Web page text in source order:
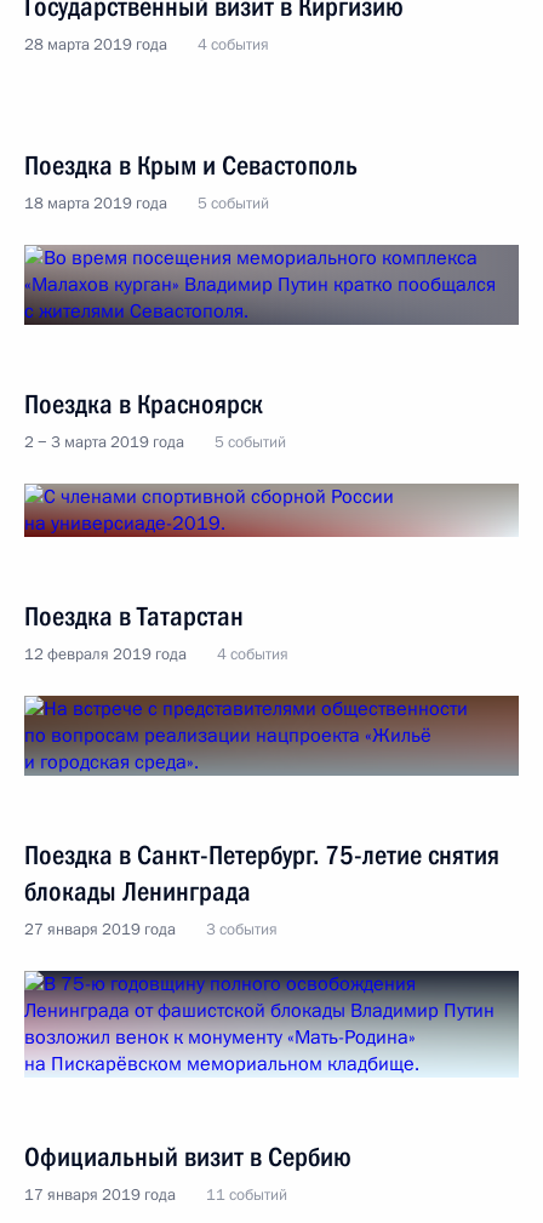
Государственный визит в Киргизию
28 марта 2019 года 4 события
Поездка в Крым и Севастополь
18 марта 2019 года 5 событий
Поездка в Красноярск
2 − 3 марта 2019 года 5 событий
Поездка в Татарстан
12 февраля 2019 года 4 события
Поездка в Санкт-Петербург. 75-летие снятия
блокады Ленинграда
27 января 2019 года 3 события
Официальный визит в Сербию
17 января 2019 года 11 событий